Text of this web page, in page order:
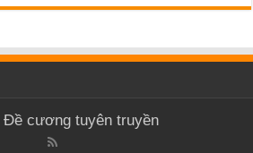
Đề cương tuyên truyền